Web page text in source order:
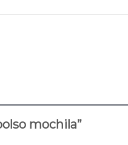
mochila”